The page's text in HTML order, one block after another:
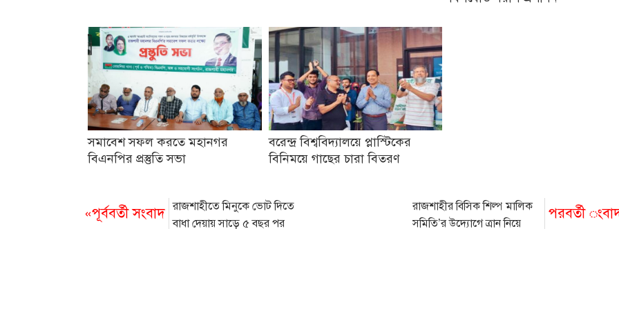
সমাবেশ সফল করতে মহানগর
বিএনপির প্রস্তুতি সভা
বরেন্দ্র বিশ্ববিদ্যালয়ে প্লাস্টিকের
বিনিময়ে গাছের চারা বিতরণ
«পূর্ববর্তী সংবাদ রাজশাহীতে মিনুকে ভোট দিতে
বাধা দেয়ায় সাড়ে ৫ বছর পর
পরবর্তী
রাজশাহীর বিসিক শিল্প মালিক
সমিতি’র উদ্যোগে ত্রান নিয়ে